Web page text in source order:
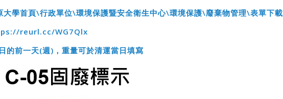
大學首頁\行政單位\環境保護暨安全衛生中心\環境保護\廢棄物管理\表單下載
reurl.cc/WG7Qlx
的前一天(週) ，重量可於清運當日填寫